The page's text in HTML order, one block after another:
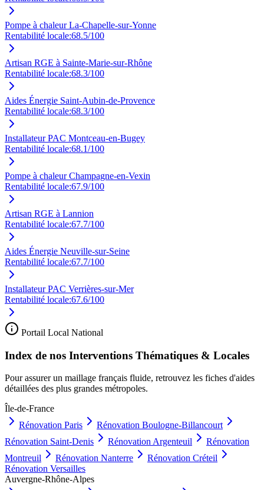
Pompe à chaleur La-Chapelle-sur-Yonne
Rentabilité locale:68.5/100
Artisan RGE à Sainte-Marie-sur-Rhône
Rentabilité locale:68.3/100
Aides Énergie Saint-Aubin-de-Provence
Rentabilité locale:68.3/100
Installateur PAC Montceau-en-Bugey
Rentabilité locale:68.1/100
Pompe à chaleur Champagne-en-Vexin
Rentabilité locale:67.9/100
Artisan RGE à Lannion
Rentabilité locale:67.7/100
Aides Énergie Neuville-sur-Seine
Rentabilité locale:67.7/100
Installateur PAC Verrières-sur-Mer
Rentabilité locale:67.6/100
Portail Local National
Index de nos Interventions Thématiques & Locales
Pour assurer un maillage français fluide, retrouvez les fiches d'aides
détaillées des plus grandes métropoles.
Île-de-France
Rénovation Paris Rénovation Boulogne-Billancourt
Rénovation Saint-Denis Rénovation Argenteuil
Rénovation
Montreuil
Rénovation Nanterre Rénovation Créteil
Rénovation Versailles
Auvergne-Rhône-Alpes